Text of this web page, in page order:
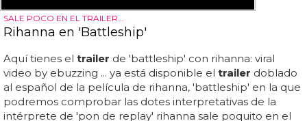
SALE POCO EN EL TRAILER...
Rihanna en 'Battleship'
Aquí tienes el trailer de 'battleship' con rihanna: viral
video by ebuzzing ... ya está disponible el trailer doblado
al español de la película de rihanna, 'battleship' en la que
podremos comprobar las dotes interpretativas de la
intérprete de 'pon de replay' rihanna sale poquito en el